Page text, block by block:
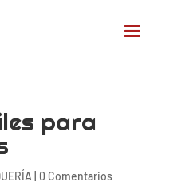
para
0 Comentarios